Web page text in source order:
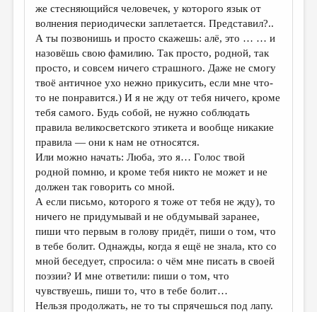
же стесняющийся человечек, у которого язык от
волнения периодически заплетается. Представил?..
А ты позвонишь и просто скажешь: алё, это … … и
назовёшь свою фамилию. Так просто, родной, так
просто, и совсем ничего страшного. Даже не смогу
твоё античное ухо нежно прикусить, если мне что-
то не понравится.) И я не жду от тебя ничего, кроме
тебя самого. Будь собой, не нужно соблюдать
правила великосветского этикета и вообще никакие
правила — они к нам не относятся.
Или можно начать: Люба, это я… Голос твой
родной помню, и кроме тебя никто не может и не
должен так говорить со мной.
А если письмо, которого я тоже от тебя не жду), то
ничего не придумывай и не обдумывай заранее,
пиши что первым в голову придёт, пиши о том, что
в тебе болит. Однажды, когда я ещё не знала, кто со
мной беседует, спросила: о чём мне писать в своей
поэзии? И мне ответили: пиши о том, что
чувствуешь, пиши то, что в тебе болит…
Нельзя продолжать, не то ты спрячешься под лапу.